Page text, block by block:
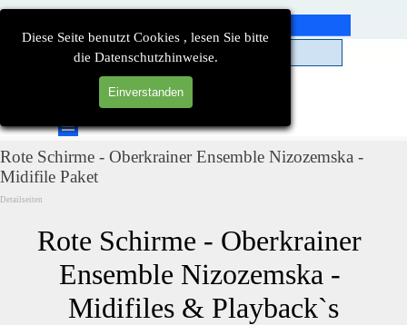
Diese Seite benutzt Cookies , lesen Sie bitte
die Datenschutzhinweise.
Einverstanden
Direkt zum Seiteninhalt
Menü überspringen
Rote Schirme - Oberkrainer Ensemble Nizozemska -
Midifile Paket
Detailseiten
Rote Schirme - Oberkrainer
Ensemble Nizozemska -
Midifiles & Playback`s